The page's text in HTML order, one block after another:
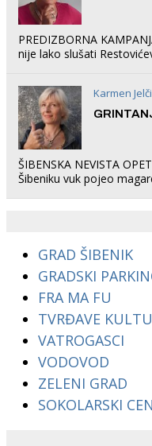
PREDIZBORNA
nije lako slušati
Karmen
ŠIBENSKA NEVISTA
Šibeniku vuk pojeo
GRAD ŠIBENIK
GRADSKI
FRA MA FU
TVRĐAVE
VATROGASCI
VODOVOD
ZELENI GRAD
SOKOLARSKI